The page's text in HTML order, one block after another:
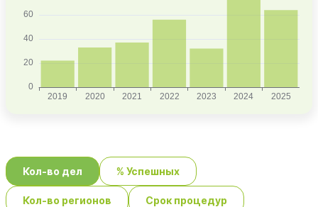
Кол-во дел % Успешных
Кол-во регионов Срок процедур